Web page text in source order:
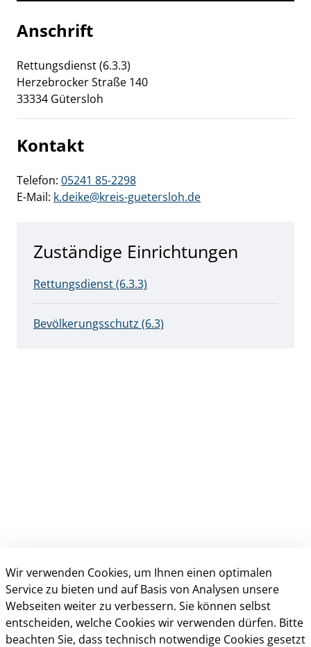
Anschrift
Rettungsdienst (6.3.3)
Herzebrocker Straße 140
33334 Gütersloh
Kontakt
Telefon: 05241 85-2298
E-Mail: k.deike@kreis-guetersloh.de
Zuständige Einrichtungen
Rettungsdienst (6.3.3)
Bevölkerungsschutz (6.3)
Anschrift & Kontakt
Kreisverwaltung Gütersloh
Herzebrocker Str. 140
Wir verwenden Cookies, um Ihnen einen optimalen
Service zu bieten und auf Basis von Analysen unsere
Webseiten weiter zu verbessern. Sie können selbst
entscheiden, welche Cookies wir verwenden dürfen. Bitte
beachten Sie, dass technisch notwendige Cookies gesetzt